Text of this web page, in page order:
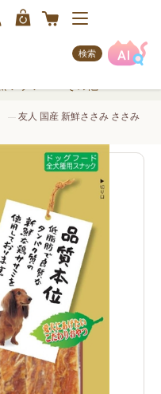
検索
友人 国産 新鮮ささみ ささみ